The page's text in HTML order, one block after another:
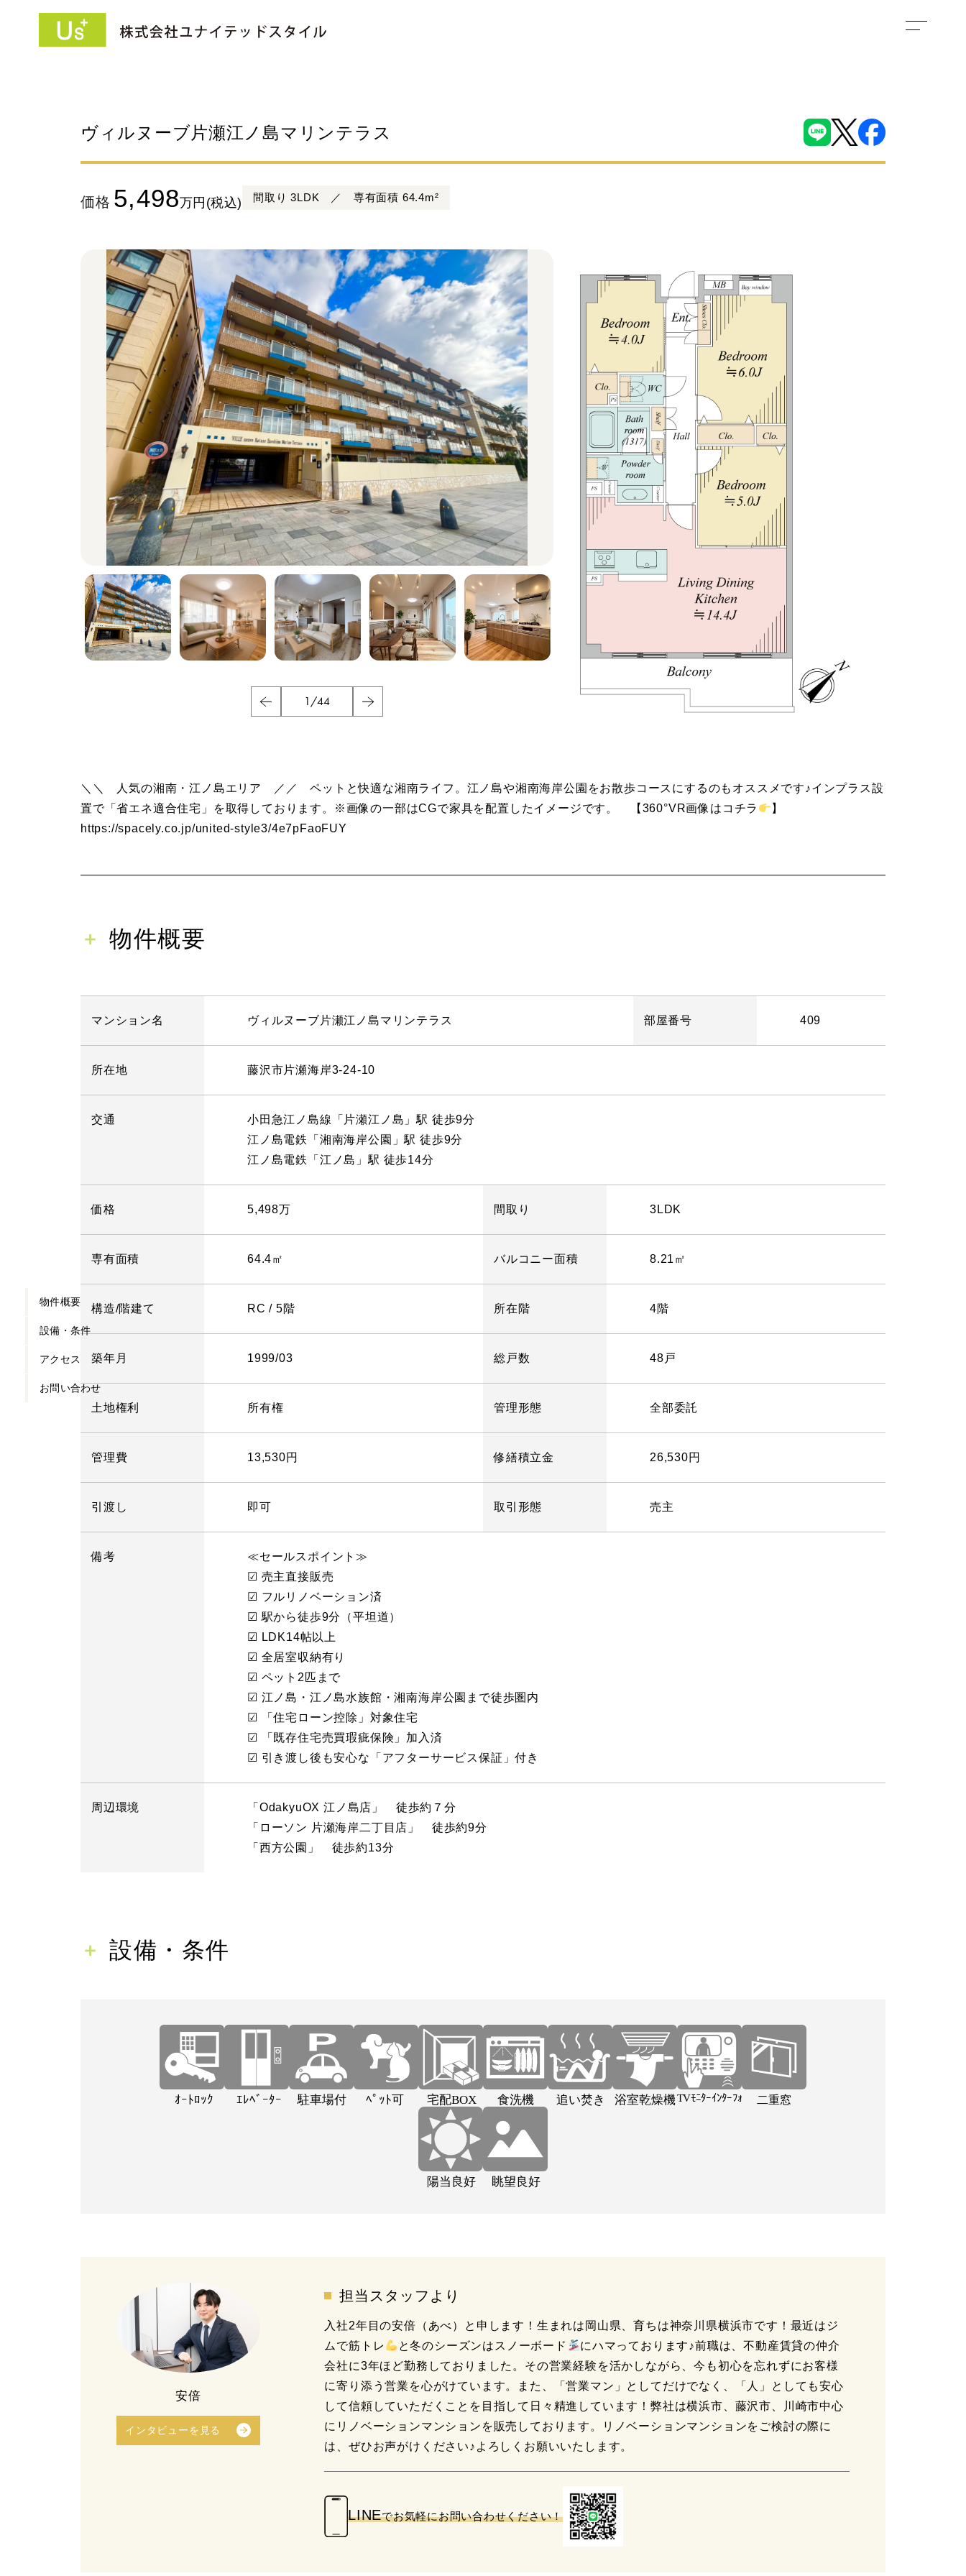
ヴィルヌーブ片瀬江ノ島マリンテラス
価格 5,498万円(税込) 間取り 3LDK ／ 専有面積 64.4m²
1 /44
＼＼ 人気の湘南・江ノ島エリア ／／ ペットと快適な湘南ライフ。江ノ島や湘南海岸公園をお散歩コースにするのもオススメです♪インプラス設
置で「省エネ適合住宅」を取得しております。※画像の一部はCGで家具を配置したイメージです。 【360°VR画像はコチラ
】
https://spacely.co.jp/united-style3/4e7pFaoFUY
物件概要
マンション名 ヴィルヌーブ片瀬江ノ島マリンテラス 部屋番号 409
所在地 藤沢市片瀬海岸3-24-10
交通
小田急江ノ島線「片瀬江ノ島」駅 徒歩9分
江ノ島電鉄「湘南海岸公園」駅 徒歩9分
江ノ島電鉄「江ノ島」駅 徒歩14分
価格 5,498万 間取り 3LDK
専有面積 64.4㎡ バルコニー面積 8.21㎡
構造/階建て RC / 5階 所在階 4階
築年月 1999/03 総戸数 48戸
土地権利 所有権 管理形態 全部委託
管理費 13,530円 修繕積立金 26,530円
引渡し 即可 取引形態 売主
備考
≪セールスポイント≫
☑ 売主直接販売
☑ フルリノベーション済
☑ 駅から徒歩9分（平坦道）
☑ LDK14帖以上
☑ 全居室収納有り
☑ ペット2匹まで
☑ 江ノ島・江ノ島水族館・湘南海岸公園まで徒歩圏内
☑ 「住宅ローン控除」対象住宅
☑ 「既存住宅売買瑕疵保険」加入済
☑ 引き渡し後も安心な「アフターサービス保証」付き
周辺環境
「OdakyuOX 江ノ島店」 徒歩約７分
「ローソン 片瀬海岸二丁目店」 徒歩約9分
「西方公園」 徒歩約13分
設備・条件
安倍
インタビューを見る
担当スタッフより
入社2年目の安倍（あべ）と申します！生まれは岡山県、育ちは神奈川県横浜市です！最近はジ
ムで筋トレ
と冬のシーズンはスノーボード
にハマっております♪前職は、不動産賃貸の仲介
会社に3年ほど勤務しておりました。その営業経験を活かしながら、今も初心を忘れずにお客様
に寄り添う営業を心がけています。また、「営業マン」としてだけでなく、「人」としても安心
して信頼していただくことを目指して日々精進しています！弊社は横浜市、藤沢市、川崎市中心
にリノベーションマンションを販売しております。リノベーションマンションをご検討の際に
は、ぜひお声がけください♪よろしくお願いいたします。
LINEでお気軽にお問い合わせください！
物件概要
設備・条件
アクセス
お問い合わせ